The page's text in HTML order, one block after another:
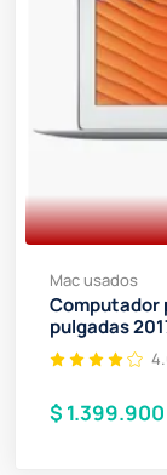
Mac usados
Computador
pulgadas
$ 1.399.900